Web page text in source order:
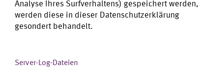
Analyse Ihres Surfverhaltens) gespeichert werden,
werden diese in dieser Datenschutzerklärung
gesondert behandelt.
Server-Log-Dateien